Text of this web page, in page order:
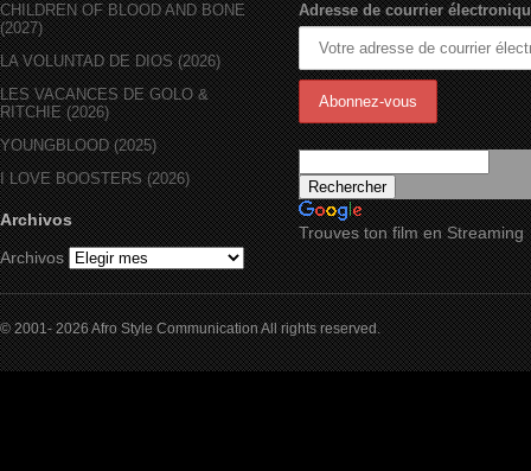
CHILDREN OF BLOOD AND BONE
(2027)
LA VOLUNTAD DE DIOS (2026)
LES VACANCES DE GOLO &
RITCHIE (2026)
YOUNGBLOOD (2025)
I LOVE BOOSTERS (2026)
Archivos
Archivos
Adresse de courrier
Trouves ton film en Streaming
© 2001- 2026 Afro Style Communication All rights reserved.